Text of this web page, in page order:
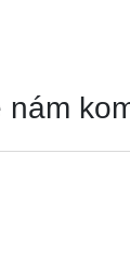
nám